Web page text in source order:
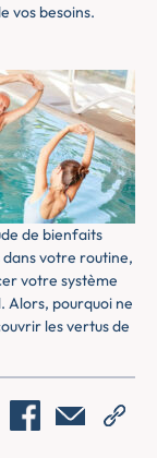
vos besoins.
de bienfaits
dans votre routine,
votre système
pourquoi ne
les vertus de